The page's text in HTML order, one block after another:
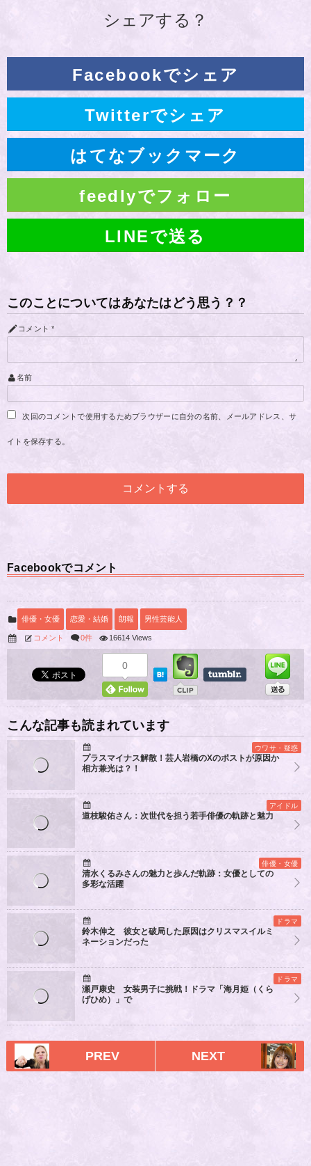
シェアする？
Facebookでシェア
Twitterでシェア
はてなブックマーク
feedlyでフォロー
LINEで送る
このことについてはあなたはどう思う？？
コメント *
名前
次回のコメントで使用するためブラウザーに自分の名前、メールアドレス、サ
イトを保存する。
Facebookでコメント
俳優・女優 恋愛・結婚 朗報 男性芸能人
コメント 0件 16614 Views
0
こんな記事も読まれています
ウワサ・疑惑
プラスマイナス解散！芸人岩橋のXのポストが原因か
相方兼光は？！
アイドル
道枝駿佑さん：次世代を担う若手俳優の軌跡と魅力
俳優・女優
清水くるみさんの魅力と歩んだ軌跡：女優としての
多彩な活躍
ドラマ
鈴木伸之 彼女と破局した原因はクリスマスイルミ
ネーションだった
ドラマ
瀬戸康史 女装男子に挑戦！ドラマ「海月姫（くら
げひめ）」で
PREV NEXT